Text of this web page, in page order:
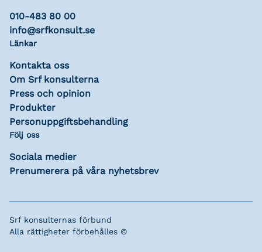
010-483 80 00
info@srfkonsult.se
Länkar
Kontakta oss
Om Srf konsulterna
Press och opinion
Produkter
Personuppgiftsbehandling
Följ oss
Sociala medier
Prenumerera på våra nyhetsbrev
Srf konsulternas förbund
Alla rättigheter förbehålles ©